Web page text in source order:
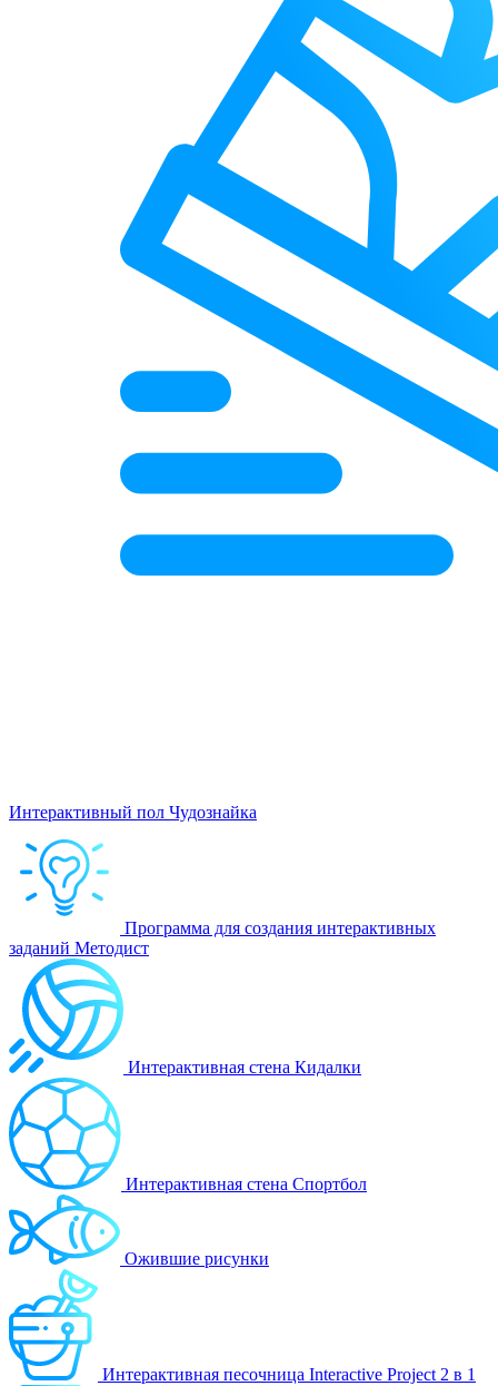
Интерактивный пол Чудознайка
Программа для создания интерактивных
заданий Методист
Интерактивная стена Кидалки
Интерактивная стена Спортбол
Ожившие рисунки
Интерактивная песочница Interactive Project 2 в 1